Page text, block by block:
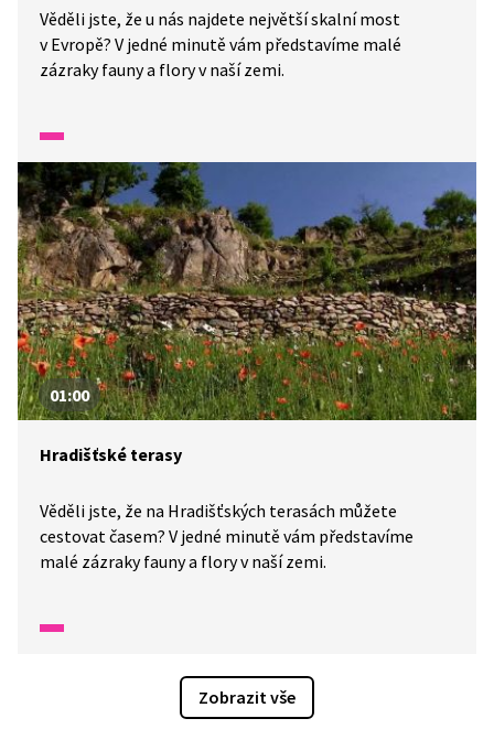
Věděli jste, že u nás najdete největší skalní most
v Evropě? V jedné minutě vám představíme malé
zázraky fauny a flory v naší zemi.
01:00
Hradišťské terasy
Věděli jste, že na Hradišťských terasách můžete
cestovat časem? V jedné minutě vám představíme
malé zázraky fauny a flory v naší zemi.
Zobrazit vše